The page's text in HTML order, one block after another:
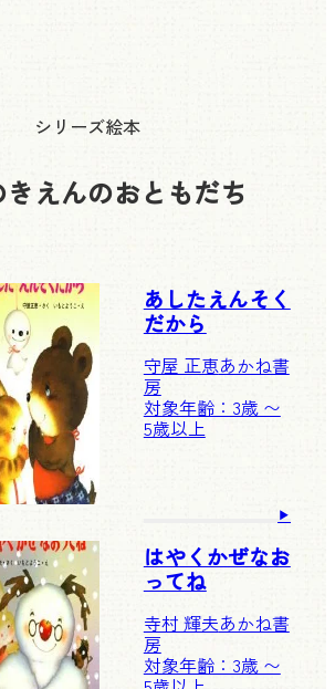
シリーズ絵本
きえんのおともだち
あしたえんそく
だから
守屋 正恵あかね書
房
対象年齢：3歳 〜
5歳以上
はやくかぜなお
ってね
寺村 輝夫あかね書
房
対象年齢：3歳 〜